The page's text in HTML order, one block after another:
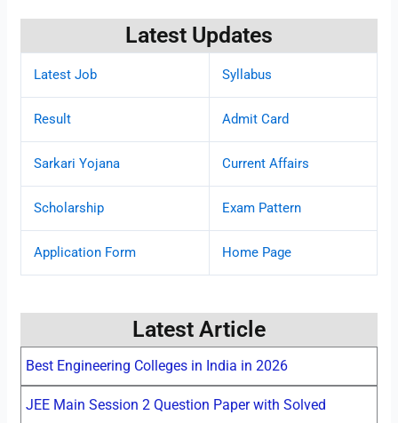
Latest Updates
Latest Job Syllabus
Result Admit Card
Sarkari Yojana Current Affairs
Scholarship Exam Pattern
Application Form Home Page
Latest Article
Best Engineering Colleges in India in 2026
JEE Main Session 2 Question Paper with Solved